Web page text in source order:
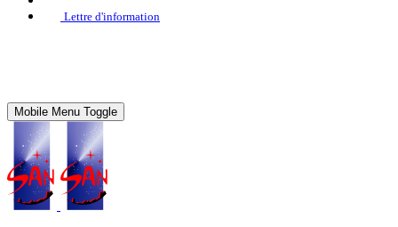
Lettre d'information
Mobile Menu Toggle